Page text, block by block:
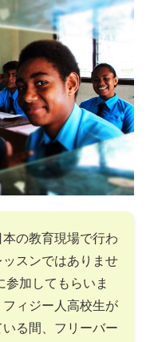
の教育現場で行わ
スンではありませ
参加してもらいま
ィジー人高校生が
る間、フリーバー